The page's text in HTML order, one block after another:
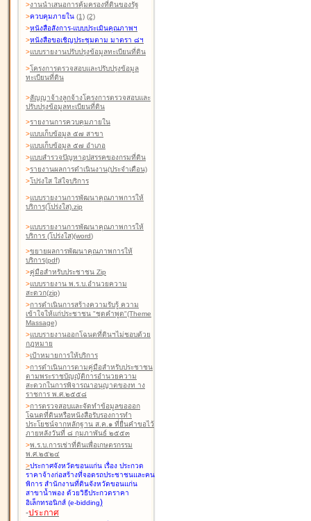
>งานนำเสนอการคุ้มครองที่ดินของรัฐ
>ควบคุมภายใน (1) (2)
>หนังสือสังการ-แบบประเมินคุณภาพฯ
>หนังสือขอเชิญประชุมตาม มาตรา ๘ฯ
>แบบรายงานปรับปรุงข้อมูลทะเบียนที่ดิน
>โครงการตรวจสอบและปรับปรุงข้อมูล
ทะเบียนที่ดิน
>สัญญาจ้างลูกจ้างโครงการตรวจสอบและ
ปรับปรุงข้อมูลทะเบียนที่ดิน
>รายงานการควบคุมภายใน
>แบบเก็บข้อมูล ๕๗ สาขา
>แบบเก็บข้อมูล ๕๗ อำเภอ
>แบบสำรวจปัญหาอุปสรรคของกรมที่ดิน
>รายงานผลการดำเนินงาน(ประจำเดือน)
>โปร่งใส ใส่ใจบริการ
>แบบรายงานการพัฒนาคุณภาพการให้
บริการ(โปร่งใส).zip
>แบบรายงานการพัฒนาคุณภาพการให้
บริการ (โปร่งใส)(word)
>ขยายผลการพัฒนาคุณภาพการให้
บริการ(pdf)
>คู่มือสำหรับประชาชน Zip
>แบบรายงาน พ.ร.บ.อำนวยความ
สะดวก(zip)
>การดำเนินการสร้างความรับรู้ ความ
เข้าใจให้แก่ประชาชน "ชุดคำพูด"(Theme
Massage)
>แบบรายงานออกโฉนดที่ดินฯไม่ชอบด้วย
กฎหมาย
>เป้าหมายการให้บริการ
>การดำเนินการตามคู่มือสำหรับประชาชน
ตามพระราชบัญญัติการอำนวยความ
สะดวกในการพิจารณาอนุญาตของท าง
ราชการ พ.ศ.๒๕๕๘
>การตรวจสอบและจัดทำข้อมูลขอออก
โฉนดที่ดินหรือหนังสือรับรองการทำ
ประโยชน์จากหลักฐาน ส.ค.๑ ที่ยื่นคำขอไว้
ภายหลังวันที่ ๘ กุมภาพันธ์ ๒๕๕๓
>พ.ร.บ.การเช่าที่ดินเพื่อเกษตรกรรม
พ.ศ.๒๕๒๔
>ประกาศจังหวัดขอนแก่น เรื่อง ประกวด
ราคาจ้างก่อสร้างที่จอดรถประชาชนและคน
พิการ สำนักงานที่ดินจังหวัดขอนแก่น
สาขาน้ำพอง ด้วยวิธีประกวดราคา
อิเล็กทรอนิกส์ (e-bidding)
-ประกาศ